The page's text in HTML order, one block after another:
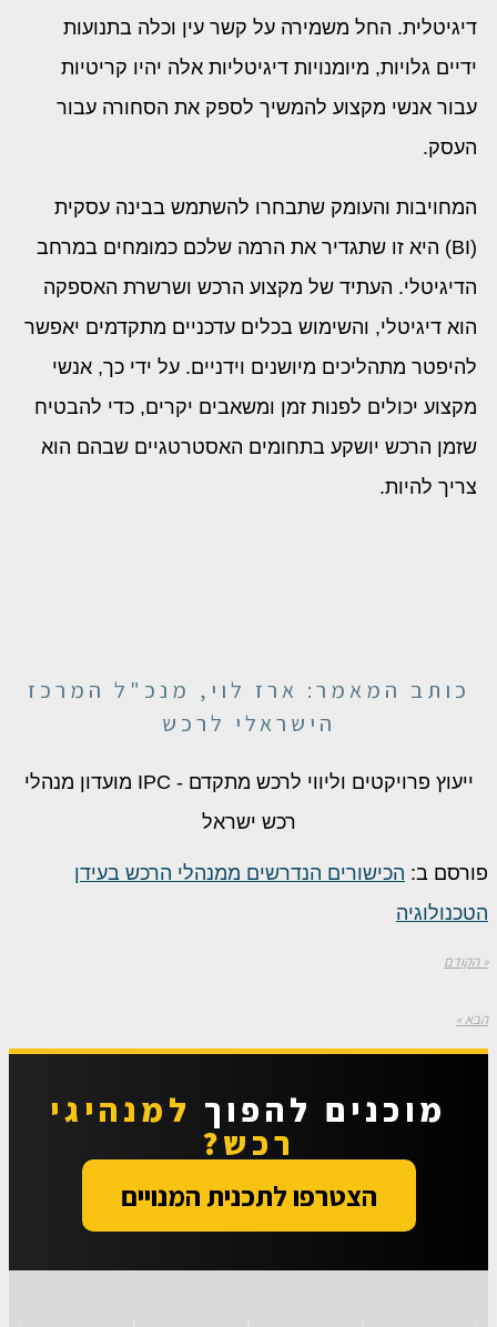
דיגיטלית. החל משמירה על קשר עין וכלה בתנועות
ידיים גלויות, מיומנויות דיגיטליות אלה יהיו קריטיות
עבור אנשי מקצוע להמשיך לספק את הסחורה עבור
העסק.
המחויבות והעומק שתבחרו להשתמש בבינה עסקית
(BI) היא זו שתגדיר את הרמה שלכם כמומחים במרחב
הדיגיטלי. העתיד של מקצוע הרכש ושרשרת האספקה
הוא דיגיטלי, והשימוש בכלים עדכניים מתקדמים יאפשר
להיפטר מתהליכים מיושנים וידניים. על ידי כך, אנשי
מקצוע יכולים לפנות זמן ומשאבים יקרים, כדי להבטיח
שזמן הרכש יושקע בתחומים האסטרטגיים שבהם הוא
צריך להיות.
כותב המאמר: ארז לוי, מנכ"ל המרכז
הישראלי לרכש
ייעוץ פרויקטים וליווי לרכש מתקדם - IPC מועדון מנהלי
רכש ישראל
פורסם ב: הכישורים הנדרשים ממנהלי הרכש בעידן
הטכנולוגיה
« הקודם
הבא »
מוכנים להפוך למנהיגי
רכש?
הצטרפו לתכנית המנויים